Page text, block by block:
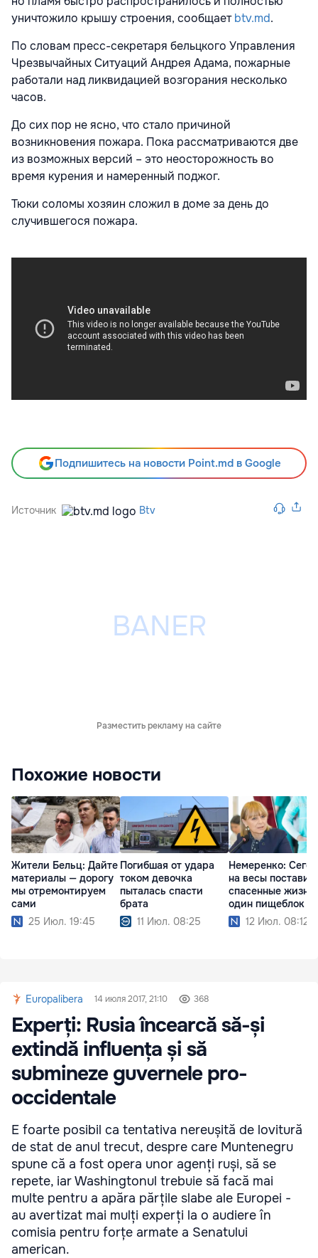
уничтожило крышу строения, сообщаетbtv.md.
По словам пресс-секретаря бельцкого Управления
Чрезвычайных Ситуаций Андрея Адама, пожарные
работали над ликвидацией возгорания несколько
часов.
До сих пор не ясно, что стало причиной
возникновения пожара. Пока рассматриваются две
из возможных версий – это неосторожность во
время курения и намеренный поджог.
Тюки соломы хозяин сложил в доме за день до
случившегося пожара.
Подпишитесь на новости Point.md в Google
Источник Btv
Разместить рекламу на сайте
Похожие новости
Жители Бельц: Дайте
материалы — дорогу
мы отремонтируем
сами
25 Июл. 19:45
Погибшая от удара
током девочка
пыталась спасти
брата
11 Июл. 08:25
Немеренко:
на весы
спасенные жизни
один пищеблок
12 Июл. 08:12
Europalibera 14 июля 2017, 21:10 368
Experți: Rusia încearcă să-și
extindă influența și să
submineze guvernele pro-
occidentale
E foarte posibil ca tentativa nereușită de lovitură
de stat de anul trecut, despre care Muntenegru
spune că a fost opera unor agenți ruși, să se
repete, iar Washingtonul trebuie să facă mai
multe pentru a apăra părțile slabe ale Europei -
au avertizat mai mulți experți la o audiere în
comisia pentru forțe armate a Senatului
american.